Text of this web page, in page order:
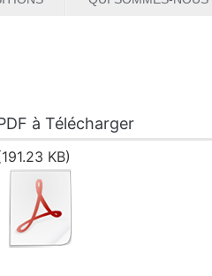
à Télécharger
KB)